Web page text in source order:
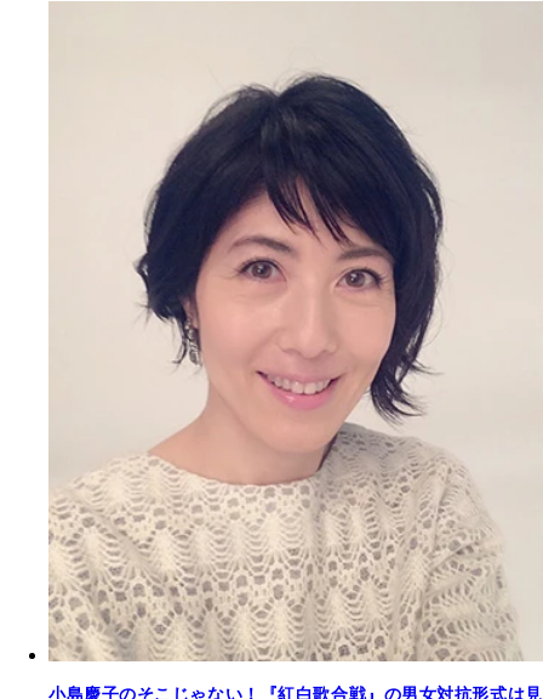
小島慶子のそこじゃない！『紅白歌合戦』の男女対抗形式は見